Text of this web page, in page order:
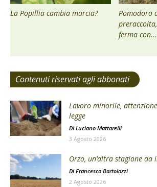
La Popillia cambia marcia?
Pomodoro
ferma con...
Contenuti riservati agli abbonati
Lavoro minorile,
legge
Di Luciano Mattarelli
3 Agosto 2026
Orzo, un’altra stagione da
Di Francesco Bartolozzi
2 Agosto 2026